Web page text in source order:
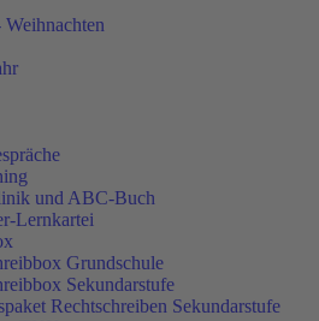
und ABC-Buch
Lernkartei
Grundschule
Sekundarstufe
Rechtschreiben Sekundarstufe